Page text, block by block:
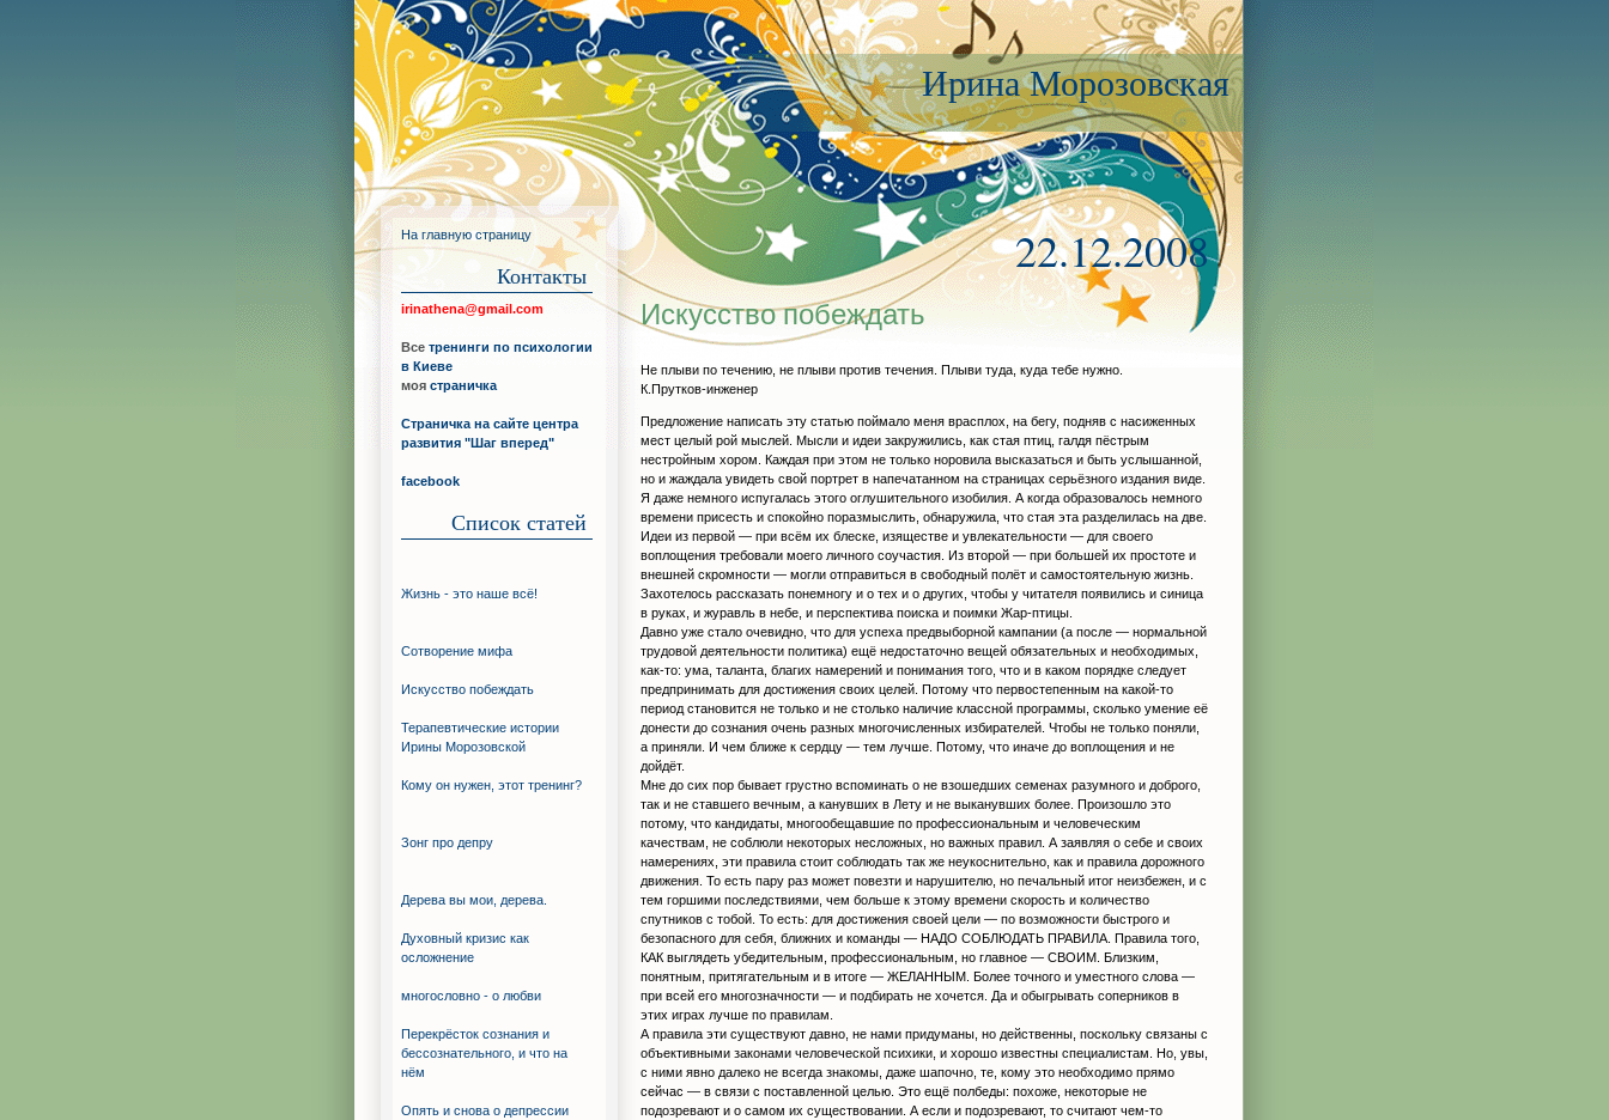
Ирина Морозовская
22.12.2008
Искусство побеждать
Не плыви по течению, не плыви против течения. Плыви туда, куда тебе нужно.
К.Прутков-инженер
Предложение написать эту статью поймало меня врасплох, на бегу, подняв с насиженных
мест целый рой мыслей. Мысли и идеи закружились, как стая птиц, галдя пёстрым
нестройным хором. Каждая при этом не только норовила высказаться и быть услышанной,
но и жаждала увидеть свой портрет в напечатанном на страницах серьёзного издания виде.
Я даже немного испугалась этого оглушительного изобилия. А когда образовалось немного
времени присесть и спокойно поразмыслить, обнаружила, что стая эта разделилась на две.
Идеи из первой — при всём их блеске, изяществе и увлекательности — для своего
воплощения требовали моего личного соучастия. Из второй — при большей их простоте и
внешней скромности — могли отправиться в свободный полёт и самостоятельную жизнь.
Захотелось рассказать понемногу и о тех и о других, чтобы у читателя появились и синица
в руках, и журавль в небе, и перспектива поиска и поимки Жар-птицы.
Давно уже стало очевидно, что для успеха предвыборной кампании (а после — нормальной
трудовой деятельности политика) ещё недостаточно вещей обязательных и необходимых,
как-то: ума, таланта, благих намерений и понимания того, что и в каком порядке следует
предпринимать для достижения своих целей. Потому что первостепенным на какой-то
период становится не только и не столько наличие классной программы, сколько умение её
донести до сознания очень разных многочисленных избирателей. Чтобы не только поняли,
а приняли. И чем ближе к сердцу — тем лучше. Потому, что иначе до воплощения и не
дойдёт.
Мне до сих пор бывает грустно вспоминать о не взошедших семенах разумного и доброго,
так и не ставшего вечным, а канувших в Лету и не выканувших более. Произошло это
потому, что кандидаты, многообещавшие по профессиональным и человеческим
качествам, не соблюли некоторых несложных, но важных правил. А заявляя о себе и своих
намерениях, эти правила стоит соблюдать так же неукоснительно, как и правила дорожного
движения. То есть пару раз может повезти и нарушителю, но печальный итог неизбежен, и с
тем горшими последствиями, чем больше к этому времени скорость и количество
спутников с тобой. То есть: для достижения своей цели — по возможности быстрого и
безопасного для себя, ближних и команды — НАДО СОБЛЮДАТЬ ПРАВИЛА. Правила того,
КАК выглядеть убедительным, профессиональным, но главное — СВОИМ. Близким,
понятным, притягательным и в итоге — ЖЕЛАННЫМ. Более точного и уместного слова —
при всей его многозначности — и подбирать не хочется. Да и обыгрывать соперников в
этих играх лучше по правилам.
А правила эти существуют давно, не нами придуманы, но действенны, поскольку связаны с
объективными законами человеческой психики, и хорошо известны специалистам. Но, увы,
с ними явно далеко не всегда знакомы, даже шапочно, те, кому это необходимо прямо
сейчас — в связи с поставленной целью. Это ещё полбеды: похоже, некоторые не
подозревают и о самом их существовании. А если и подозревают, то считают чем-то
На главную страницу
Контакты
irinathena@gmail.com
Все тренинги по психологии
в Киеве
моя страничка
Страничка на сайте центра
развития "Шаг вперед"
facebook
Список статей
Жизнь - это наше всё!
Сотворение мифа
Искуcство побеждать
Терапевтические истории
Ирины Морозовской
Кому он нужен, этот тренинг?
Зонг про депру
Дерева вы мои, дерева.
Духовный кризис как
осложнение
многословно - о любви
Перекрёсток сознания и
бессознательного, и что на
нём
Опять и снова о депрессии